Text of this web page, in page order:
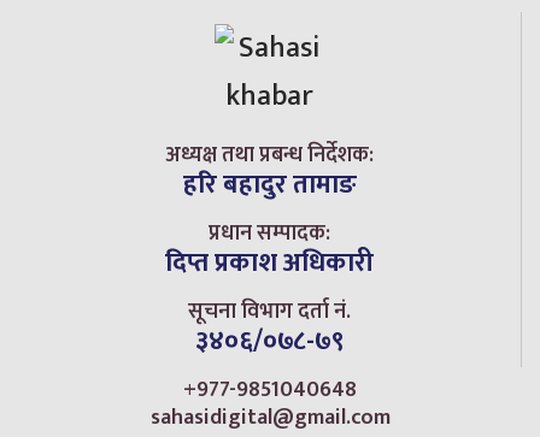
अध्यक्ष तथा प्रबन्ध निर्देशक:
हरि बहादुर तामाङ
प्रधान सम्पादक:
दिप्त प्रकाश अधिकारी
सूचना विभाग दर्ता नं.
३४०६/०७८-७९
+977-9851040648
sahasidigital@gmail.com